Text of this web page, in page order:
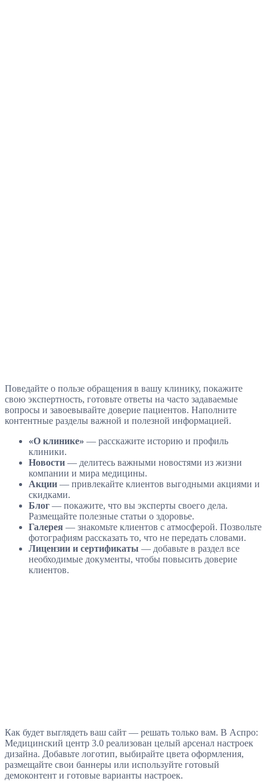
Поведайте о пользе обращения в вашу клинику, покажите
свою экспертность, готовьте ответы на часто задаваемые
вопросы и завоевывайте доверие пациентов. Наполните
контентные разделы важной и полезной информацией.
«О клинике» — расскажите историю и профиль
клиники.
Новости — делитесь важными новостями из жизни
компании и мира медицины.
Акции — привлекайте клиентов выгодными акциями и
скидками.
Блог — покажите, что вы эксперты своего дела.
Размещайте полезные статьи о здоровье.
Галерея — знакомьте клиентов с атмосферой. Позвольте
фотографиям рассказать то, что не передать словами.
Лицензии и сертификаты — добавьте в раздел все
необходимые документы, чтобы повысить доверие
клиентов.
Как будет выглядеть ваш сайт — решать только вам. В Аспро:
Медицинский центр 3.0 реализован целый арсенал настроек
дизайна. Добавьте логотип, выбирайте цвета оформления,
размещайте свои баннеры или используйте готовый
демоконтент и готовые варианты настроек.